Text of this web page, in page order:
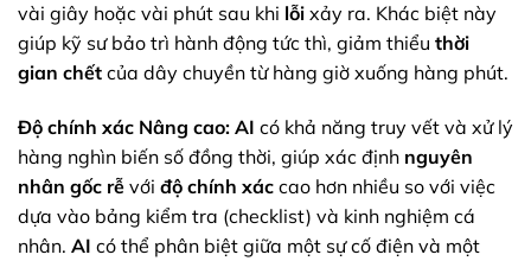
vài giây hoặc vài phút sau khi lỗi xảy ra. Khác biệt này
giúp kỹ sư bảo trì hành động tức thì, giảm thiểu thời
gian chết của dây chuyền từ hàng giờ xuống hàng phút.
Độ chính xác Nâng cao: AI có khả năng truy vết và xử lý
hàng nghìn biến số đồng thời, giúp xác định nguyên
nhân gốc rễ với độ chính xác cao hơn nhiều so với việc
dựa vào bảng kiểm tra (checklist) và kinh nghiệm cá
nhân. AI có thể phân biệt giữa một sự cố điện và một